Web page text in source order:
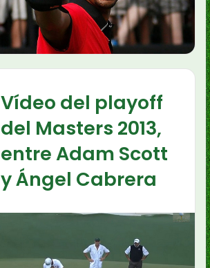
Vídeo del playoff
del Masters 2013,
entre Adam Scott
y Ángel Cabrera